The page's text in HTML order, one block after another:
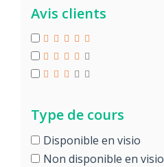
Avis clients
Type de cours
Disponible en visio
Non disponible en visio